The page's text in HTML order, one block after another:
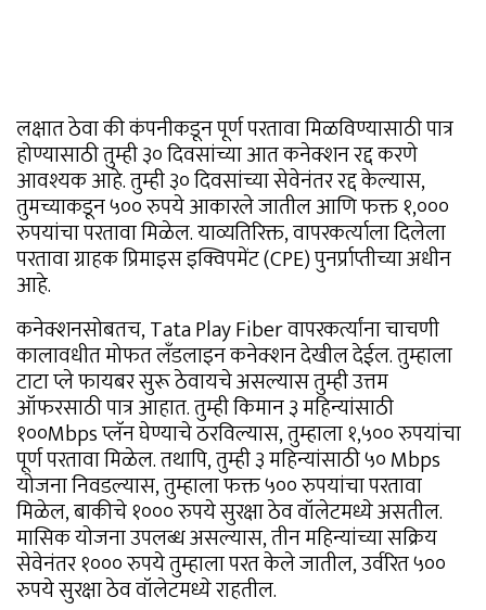
लक्षात ठेवा की कंपनीकडून पूर्ण परतावा मिळविण्यासाठी पात्र
होण्यासाठी तुम्ही ३० दिवसांच्या आत कनेक्शन रद्द करणे
आवश्यक आहे. तुम्ही ३० दिवसांच्या सेवेनंतर रद्द केल्यास,
तुमच्याकडून ५०० रुपये आकारले जातील आणि फक्त १,०००
रुपयांचा परतावा मिळेल. याव्यतिरिक्त, वापरकर्त्याला दिलेला
परतावा ग्राहक प्रिमाइस इक्विपमेंट (CPE) पुनर्प्राप्तीच्या अधीन
आहे.
कनेक्शनसोबतच, Tata Play Fiber वापरकर्त्यांना चाचणी
कालावधीत मोफत लँडलाइन कनेक्शन देखील देईल. तुम्हाला
टाटा प्ले फायबर सुरू ठेवायचे असल्यास तुम्ही उत्तम
ऑफरसाठी पात्र आहात. तुम्ही किमान ३ महिन्यांसाठी
१००Mbps प्लॅन घेण्याचे ठरविल्यास, तुम्हाला १,५०० रुपयांचा
पूर्ण परतावा मिळेल. तथापि, तुम्ही ३ महिन्यांसाठी ५० Mbps
योजना निवडल्यास, तुम्हाला फक्त ५०० रुपयांचा परतावा
मिळेल, बाकीचे १००० रुपये सुरक्षा ठेव वॉलेटमध्ये असतील.
मासिक योजना उपलब्ध असल्यास, तीन महिन्यांच्या सक्रिय
सेवेनंतर १००० रुपये तुम्हाला परत केले जातील, उर्वरित ५००
रुपये सुरक्षा ठेव वॉलेटमध्ये राहतील.